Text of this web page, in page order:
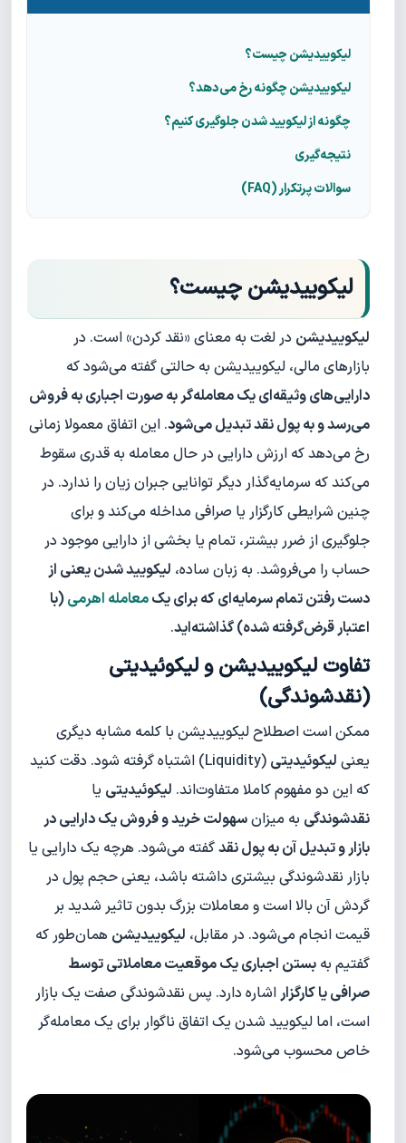
لیکوییدیشن چیست؟
لیکوییدیشن چگونه رخ می‌دهد؟
چگونه از لیکویید شدن جلوگیری کنیم؟
نتیجه‌گیری
سوالات پرتکرار (FAQ)
لیکوییدیشن چیست؟
لیکوییدیشن در لغت به معنای «نقد کردن» است. در
بازارهای مالی، لیکوییدیشن به حالتی گفته می‌شود که
دارایی‌های وثیقه‌ای یک معامله‌گر به صورت اجباری به فروش
می‌رسد و به پول نقد تبدیل می‌شود. این اتفاق معمولا زمانی
رخ می‌دهد که ارزش دارایی در حال معامله به قدری سقوط
می‌کند که سرمایه‌گذار دیگر توانایی جبران زیان را ندارد. در
چنین شرایطی کارگزار یا صرافی مداخله می‌کند و برای
جلوگیری از ضرر بیشتر، تمام یا بخشی از دارایی موجود در
حساب را می‌فروشد. به زبان ساده، لیکویید شدن یعنی از
دست رفتن تمام سرمایه‌ای که برای یکمعامله اهرمی(با
اعتبار قرض‌گرفته شده) گذاشته‌اید.
تفاوت لیکوییدیشن و لیکوئیدیتی
(نقدشوندگی)
ممکن است اصطلاح لیکوییدیشن با کلمه مشابه دیگری
یعنی لیکوئیدیتی
(Liquidity) اشتباه گرفته شود. دقت کنید
که این دو مفهوم کاملا متفاوت‌اند. لیکوئیدیتی یا
نقدشوندگی به میزانسهولت خرید و فروش یک دارایی در
بازار و تبدیل آن به پول نقدگفته می‌شود. هرچه یک دارایی یا
بازار نقدشوندگی بیشتری داشته باشد، یعنی حجم پول در
گردش آن بالا است و معاملات بزرگ بدون تاثیر شدید بر
قیمت انجام می‌شود. در مقابل، لیکوییدیشن همان‌طور که
گفتیم به بستن اجباری یک موقعیت معاملاتی توسط
صرافی یا کارگزاراشاره دارد. پس نقدشوندگی صفت یک بازار
است، اما لیکویید شدن یک اتفاق ناگوار برای یک معامله‌گر
خاص محسوب می‌شود.